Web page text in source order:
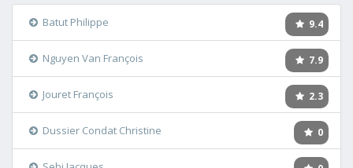
9.4
Batut Philippe
7.9
Nguyen Van François
2.3
Jouret François
0
Dussier Condat Christine